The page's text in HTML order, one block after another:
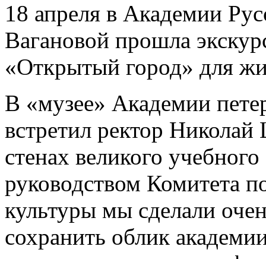
18 апреля в Академии
Вагановой прошла
«Открытый город» для
В «музее» Академии
встретил ректор
стенах великого
руководством Комитета
культуры мы сделали
сохранить облик